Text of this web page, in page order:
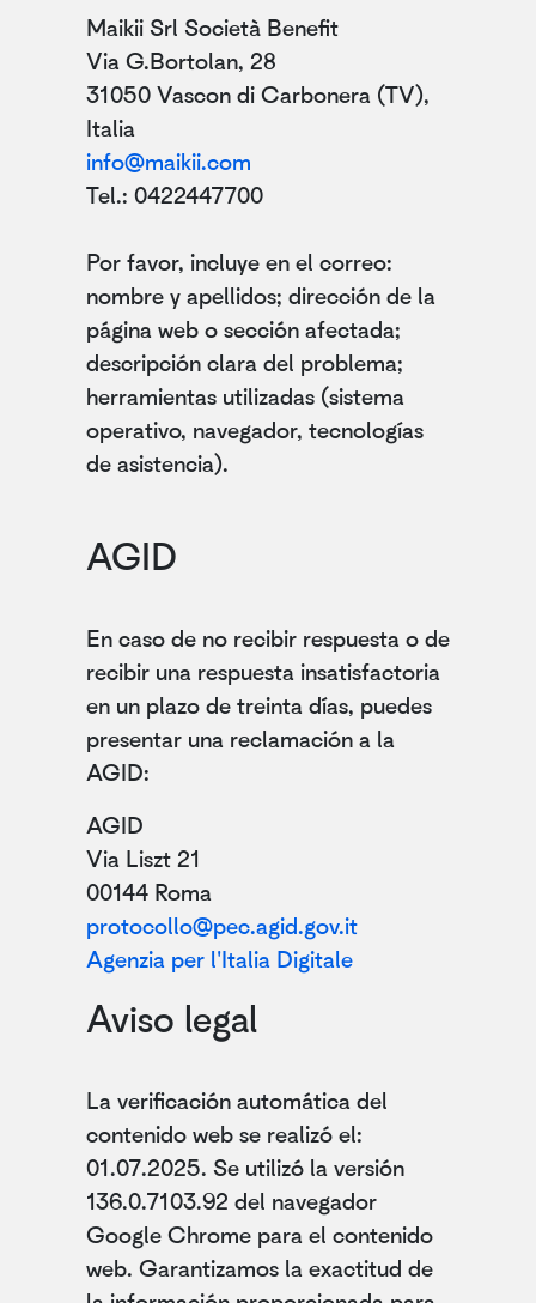
Maikii Srl Società Benefit
Via G.Bortolan, 28
31050 Vascon di Carbonera (TV),
Italia
info@maikii.com
Tel.: 0422447700
Por favor, incluye en el correo:
nombre y apellidos; dirección de la
página web o sección afectada;
descripción clara del problema;
herramientas utilizadas (sistema
operativo, navegador, tecnologías
de asistencia).
AGID
En caso de no recibir respuesta o de
recibir una respuesta insatisfactoria
en un plazo de treinta días, puedes
presentar una reclamación a la
AGID:
AGID
Via Liszt 21
00144 Roma
protocollo@pec.agid.gov.it
Agenzia per l'Italia Digitale
Aviso legal
La verificación automática del
contenido web se realizó el:
01.07.2025. Se utilizó la versión
136.0.7103.92 del navegador
Google Chrome para el contenido
web. Garantizamos la exactitud de